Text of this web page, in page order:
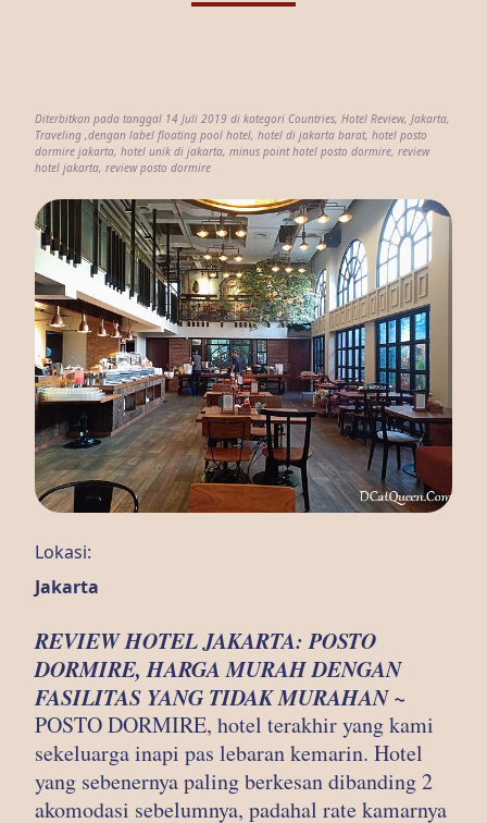
Diterbitkan pada tanggal 14 Juli 2019 di kategori Countries, Hotel Review, Jakarta,
Traveling ,dengan label floating pool hotel, hotel di jakarta barat, hotel posto
dormire jakarta, hotel unik di jakarta, minus point hotel posto dormire, review
hotel jakarta, review posto dormire
Lokasi:
Jakarta
REVIEW HOTEL JAKARTA: POSTO
DORMIRE, HARGA MURAH DENGAN
FASILITAS YANG TIDAK MURAHAN ~
POSTO DORMIRE, hotel terakhir yang kami
sekeluarga inapi pas lebaran kemarin. Hotel
yang sebenernya paling berkesan dibanding 2
akomodasi sebelumnya, padahal rate kamarnya